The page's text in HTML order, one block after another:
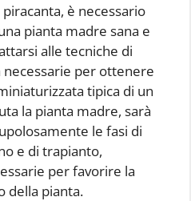
è necessario
pianta madre sana e
alle tecniche di
per ottenere
tipica di un
la pianta madre, sarà
le fasi di
e di trapianto,
per favorire la
della pianta.